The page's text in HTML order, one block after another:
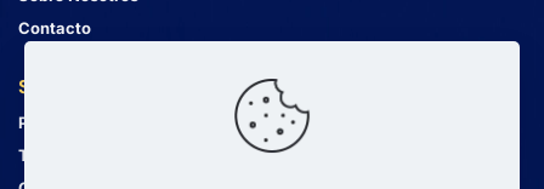
Contacto
Servicio al Cliente
Política de Privacidad
Términos y Condiciones
Dirección
Bin Jiang Xi Lu
Haizhu, Guangzhou